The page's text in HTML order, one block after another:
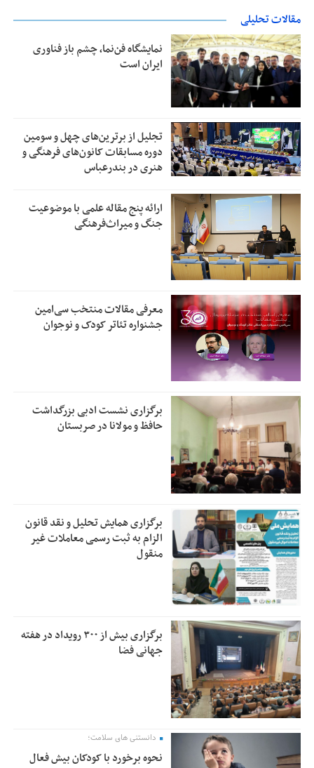
مقالات تحلیلی
نمایشگاه فن‌نما، چشم باز فناوری
ایران است
تجلیل از بر‌ترین‌های چهل و سومین
دوره مسابقات کانون‌های فرهنگی و
هنری در بندرعباس
ارائه پنج مقاله علمی با موضوعیت
جنگ و میراث‌فرهنگی
معرفی مقالات منتخب سی‌امین
جشنواره تئاتر کودک و نوجوان
برگزاری نشست ادبی بزرگداشت
حافظ و مولانا در صربستان
برگزاری همایش تحلیل و نقد قانون
الزام به ثبت رسمی معاملات غیر
منقول
برگزاری بیش از ۳۰۰ رویداد در هفته
جهانی فضا
دانستنی های سلامت؛
نحوه برخورد با کودکان بیش فعال